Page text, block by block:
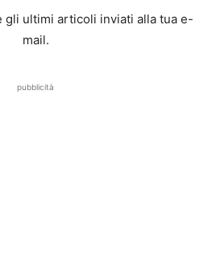
gli ultimi articoli inviati alla tua e-
mail.
pubblicità